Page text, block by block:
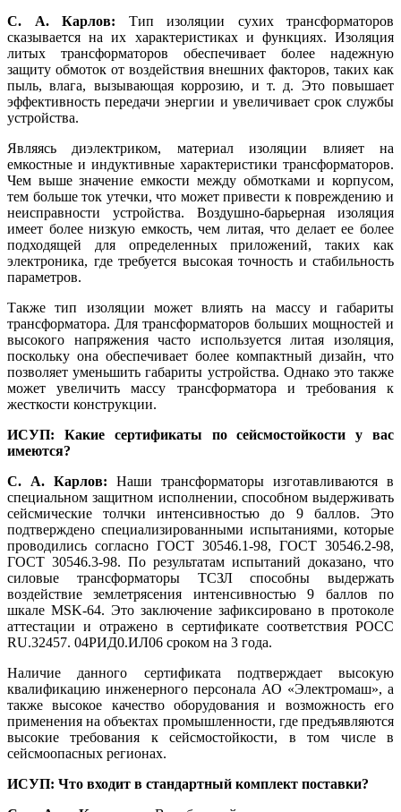
С. А. Карлов: Тип изоляции сухих трансформаторов
сказывается на их характеристиках и функциях. Изоляция
литых трансформаторов обеспечивает более надежную
защиту обмоток от воздействия внешних факторов, таких как
пыль, влага, вызывающая коррозию, и т. д. Это повышает
эффективность передачи энергии и увеличивает срок службы
устройства.
Являясь диэлектриком, материал изоляции влияет на
емкостные и индуктивные характеристики трансформаторов.
Чем выше значение емкости между обмотками и корпусом,
тем больше ток утечки, что может привести к повреждению и
неисправности устройства. Воздушно-барьерная изоляция
имеет более низкую емкость, чем литая, что делает ее более
подходящей для определенных приложений, таких как
электроника, где требуется высокая точность и стабильность
параметров.
Также тип изоляции может влиять на массу и габариты
трансформатора. Для трансформаторов больших мощностей и
высокого напряжения часто используется литая изоляция,
поскольку она обеспечивает более компактный дизайн, что
позволяет уменьшить габариты устройства. Однако это также
может увеличить массу трансформатора и требования к
жесткости конструкции.
ИСУП: Какие сертификаты по сейсмостойкости у вас
имеются?
С. А. Карлов: Наши трансформаторы изготавливаются в
специальном защитном исполнении, способном выдерживать
сейсмические толчки интенсивностью до 9 баллов. Это
подтверждено специализированными испытаниями, которые
проводились согласно ГОСТ 30546.1‑98, ГОСТ 30546.2‑98,
ГОСТ 30546.3‑98. По результатам испытаний доказано, что
силовые трансформаторы ТСЗЛ способны выдержать
воздействие землетрясения интенсивностью 9 баллов по
шкале MSK‑64. Это заключение зафиксировано в протоколе
аттестации и отражено в сертификате соответствия РОСС
RU.32457. 04РИД0.ИЛ06 сроком на 3 года.
Наличие данного сертификата подтверждает высокую
квалификацию инженерного персонала АО «Электромаш», а
также высокое качество оборудования и возможность его
применения на объектах промышленности, где предъявляются
высокие требования к сейсмостойкости, в том числе в
сейсмоопасных регионах.
ИСУП: Что входит в стандартный комплект поставки?